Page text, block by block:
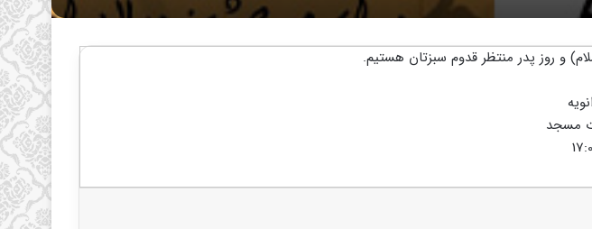
و روز پدر منتظر قدوم سبزتان هستیم.
مسجد